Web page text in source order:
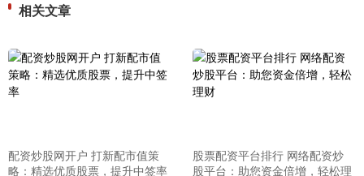
相关文章
配资炒股网开户 打新配市值策
略：精选优质股票，提升中签率
股票配资平台排行 网络配资炒
股平台：助您资金倍增，轻松理